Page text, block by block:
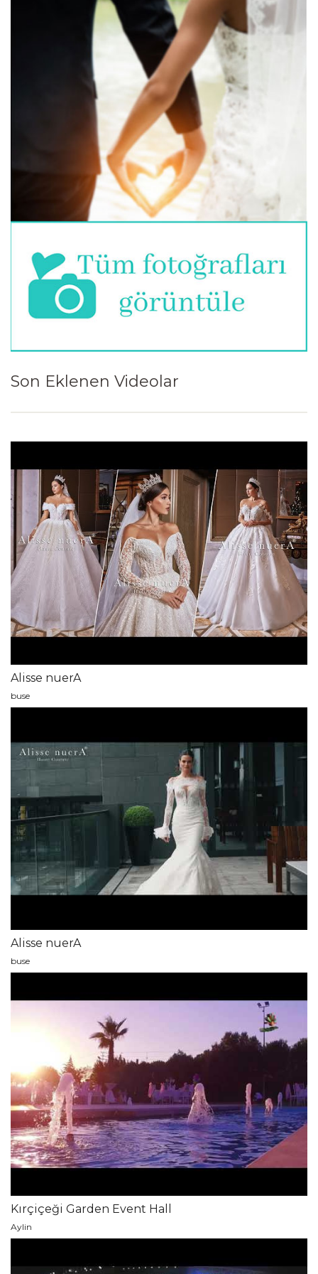
Tektaş mı, Beştaş mı, Yoksa Farklı Bir Model mi?
Hayalinizdeki Nişan Yüzüğü Nasıl Görünüyor?
💎 Tektaş mı, Beştaş mı, Yoksa Farklı Bir Model mi?
Hayalinizdeki Nişan Yüzüğü Nasıl Görünüyor? 💍✨
https://www.dugunnotu.com/forum-post/tektas-
mi-bestas-mi-yoksa-farkli-bir-model-mi-
hayalinizdeki-nisan-yuzugu-nasil-gorunuyor
Son Eklenen Videolar
Alisse nuerA
buse
Alisse nuerA
buse
Kırçiçeği Garden Event Hall
Aylin